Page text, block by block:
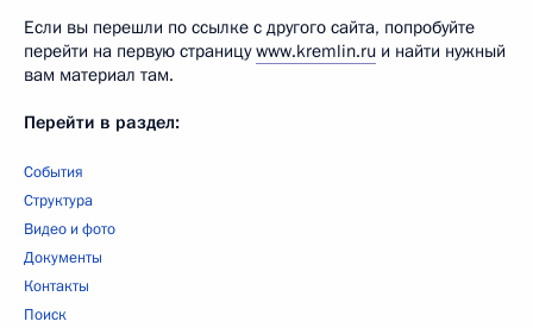
Если вы перешли по ссылке с другого сайта, попробуйте
перейти на первую страницуwww.kremlin.ru и найти нужный
вам материал там.
Перейти в раздел:
События
Структура
Видео и фото
Документы
Контакты
Поиск